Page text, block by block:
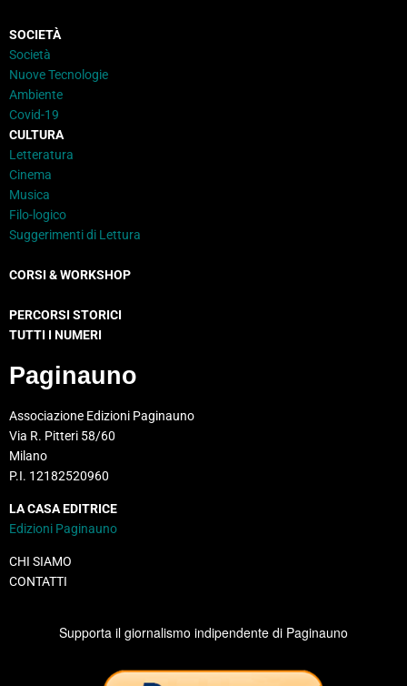
SOCIETÀ
Società
Nuove Tecnologie
Ambiente
Covid-19
CULTURA
Letteratura
Cinema
Musica
Filo-logico
Suggerimenti di Lettura
CORSI & WORKSHOP
PERCORSI STORICI
TUTTI I NUMERI
Paginauno
Associazione Edizioni Paginauno
Via R. Pitteri 58/60
Milano
P.I. 12182520960
LA CASA EDITRICE
Edizioni Paginauno
CHI SIAMO
CONTATTI
Supporta il giornalismo indipendente di Paginauno